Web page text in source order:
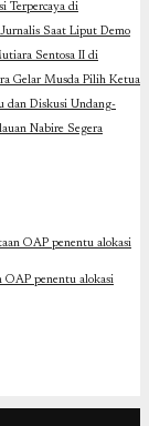
Terpercaya di
Saat Liput Demo
Sentosa II di
Gelar Musda Pilih Ketua
dan Diskusi Undang-
Nabire Segera
OAP penentu alokasi